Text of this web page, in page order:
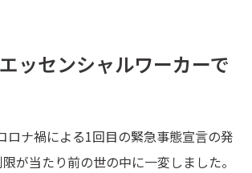
ッセンシャルワーカーで
ロナ禍による1回目の緊急事態宣言の発
が当たり前の世の中に一変しました。